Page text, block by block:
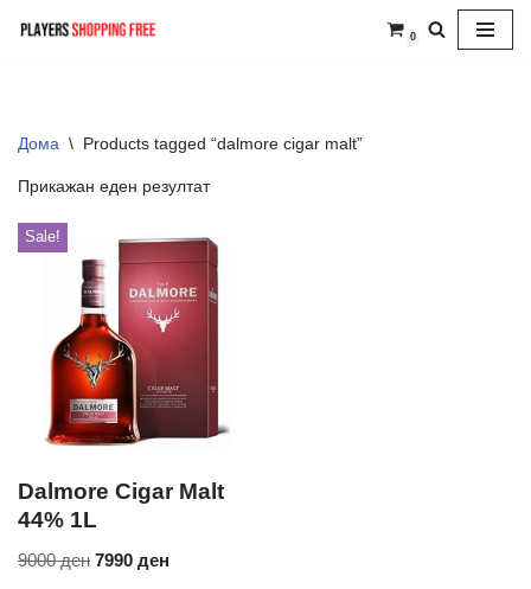
0
Дома \ Products tagged “dalmore cigar malt”
Прикажан еден резултат
Sale!
Dalmore Cigar Malt
44% 1L
9000ден 7990 ден